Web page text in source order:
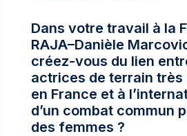
Dans votre travail à la
RAJA–Danièle
créez-vous du lien
actrices de terrain
en France et à
d’un combat commun
des femmes ?